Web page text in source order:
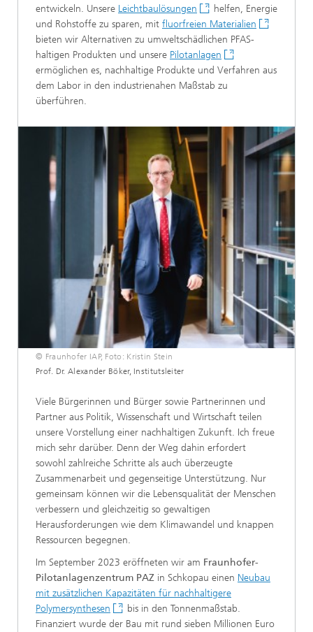
entwickeln. Unsere Leichtbaulösungen
helfen, Energie
und Rohstoffe zu sparen, mit fluorfreien Materialien
bieten wir Alternativen zu umweltschädlichen PFAS-
haltigen Produkten und unsere Pilotanlagen
ermöglichen es, nachhaltige Produkte und Verfahren aus
dem Labor in den industrienahen Maßstab zu
überführen.
© Fraunhofer IAP, Foto: Kristin Stein
Prof. Dr. Alexander Böker, Institutsleiter
Viele Bürgerinnen und Bürger sowie Partnerinnen und
Partner aus Politik, Wissenschaft und Wirtschaft teilen
unsere Vorstellung einer nachhaltigen Zukunft. Ich freue
mich sehr darüber. Denn der Weg dahin erfordert
sowohl zahlreiche Schritte als auch überzeugte
Zusammenarbeit und gegenseitige Unterstützung. Nur
gemeinsam können wir die Lebensqualität der Menschen
verbessern und gleichzeitig so gewaltigen
Herausforderungen wie dem Klimawandel und knappen
Ressourcen begegnen.
Im September 2023 eröffneten wir am Fraunhofer-
Pilotanlagenzentrum PAZ in Schkopau einen Neubau
mit zusätzlichen Kapazitäten für nachhaltigere
Polymersynthesen
bis in den Tonnenmaßstab.
Finanziert wurde der Bau mit rund sieben Millionen Euro